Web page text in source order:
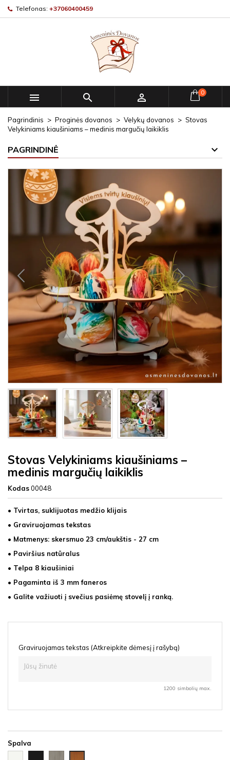
Telefonas: +37060400459
   0
Pagrindinis Proginės dovanos Velykų dovanos
Stovas
Velykiniams kiaušiniams – medinis margučių laikiklis
PAGRINDINĖ
Stovas Velykiniams kiaušiniams –
medinis margučių laikiklis
Kodas00048
• Tvirtas, suklijuotas medžio klijais
• Graviruojamas tekstas
• Matmenys: skersmuo 23 cm/aukštis - 27 cm
• Paviršius natūralus
• Telpa 8 kiaušiniai
• Pagaminta iš 3 mm faneros
• Galite važiuoti į svečius pasiėmę stovelį į ranką.
Graviruojamas tekstas (Atkreipkite dėmesį į rašybą)
1200 simbolių max.
Spalva